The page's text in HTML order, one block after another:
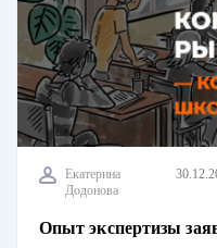
Екатерина
Додонова
Опыт экспертизы